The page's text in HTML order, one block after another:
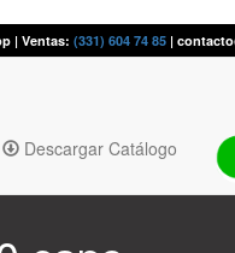
| Ventas: (331) 604 74 85 |
Descargar Catálogo